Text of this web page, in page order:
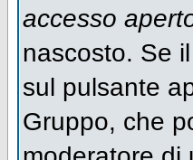
accesso
nascosto. Se
sul pulsante
Gruppo, che